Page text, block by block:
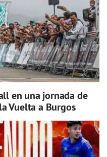
en una jornada de
Vuelta a Burgos